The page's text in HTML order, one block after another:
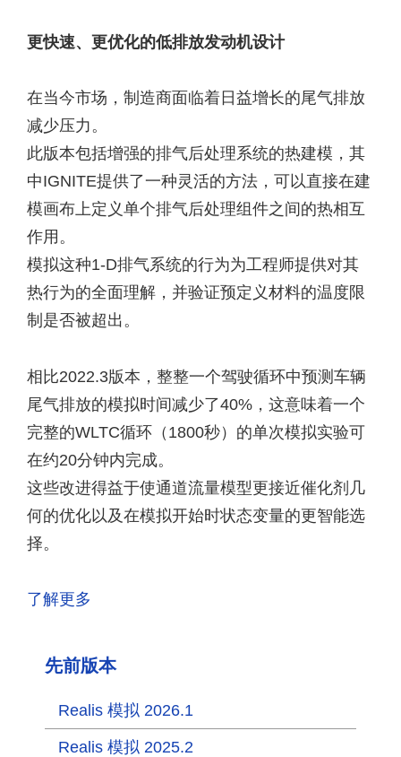
更快速、更优化的低排放发动机设计
在当今市场，制造商面临着日益增长的尾气排放
减少压力。
此版本包括增强的排气后处理系统的热建模，其
中IGNITE提供了一种灵活的方法，可以直接在建
模画布上定义单个排气后处理组件之间的热相互
作用。
模拟这种1-D排气系统的行为为工程师提供对其
热行为的全面理解，并验证预定义材料的温度限
制是否被超出。
相比2022.3版本，整整一个驾驶循环中预测车辆
尾气排放的模拟时间减少了40%，这意味着一个
完整的WLTC循环（1800秒）的单次模拟实验可
在约20分钟内完成。
这些改进得益于使通道流量模型更接近催化剂几
何的优化以及在模拟开始时状态变量的更智能选
择。
了解更多
先前版本
Realis 模拟 2026.1
Realis 模拟 2025.2